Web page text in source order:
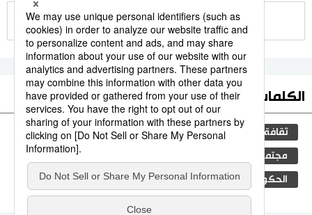
للمزيد
الكلمات الأكثر بحثا
ثقافة جيجي برس المطبخ الياباني اليابان
مجتمع
الحكومة اليابانية اقتصاد البيئة